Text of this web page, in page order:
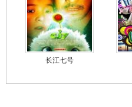
长江七号